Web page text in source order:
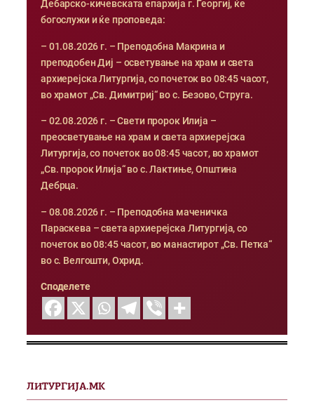
Дебарско-кичевската епархија г. Георгиј, ќе
богослужи и ќе проповеда:
– 01.08.2026 г. – Преподобна Макрина и
преподобен Диј – осветување на храм и света
архиерејска Литургија, со почеток во 08:45 часот,
во храмот „Св. Димитриј“ во с. Безово, Струга.
– 02.08.2026 г. – Свети пророк Илија –
преосветување на храм и света архиерејска
Литургија, со почеток во 08:45 часот, во храмот
„Св. пророк Илија“ во с. Лактиње, Општина
Дебрца.
– 08.08.2026 г. – Преподобна маченичка
Параскева – света архиерејска Литургија, со
почеток во 08:45 часот, во манастирот „Св. Петка“
во с. Велгошти, Охрид.
Споделете
ЛИТУРГИЈА.МК